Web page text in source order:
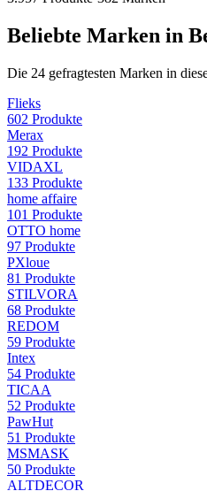
Beliebte Marken in
Die 24 gefragtesten Marken in
Flieks
602 Produkte
Merax
192 Produkte
VIDAXL
133 Produkte
home affaire
101 Produkte
OTTO home
97 Produkte
PXloue
81 Produkte
STILVORA
68 Produkte
REDOM
59 Produkte
Intex
54 Produkte
TICAA
52 Produkte
PawHut
51 Produkte
MSMASK
50 Produkte
ALTDECOR